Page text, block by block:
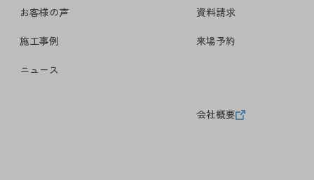
お客様の声
施工事例
ニュース
資料請求
来場予約
会社概要